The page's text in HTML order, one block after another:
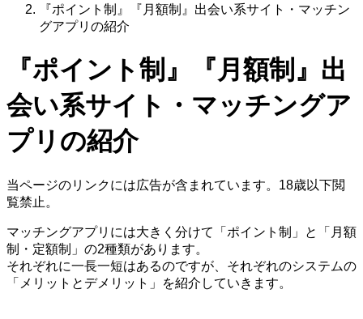
『ポイント制』『月額制』出会い系サイト・マッチン
グアプリの紹介
『ポイント制』『月額制』出
会い系サイト・マッチングア
プリの紹介
当ページのリンクには広告が含まれています。18歳以下閲
覧禁止。
マッチングアプリには大きく分けて「ポイント制」と「月額
制・定額制」の2種類があります。
それぞれに一長一短はあるのですが、それぞれのシステムの
「メリットとデメリット」を紹介していきます。